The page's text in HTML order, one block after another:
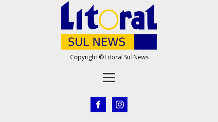
Copyright © Litoral Sul News